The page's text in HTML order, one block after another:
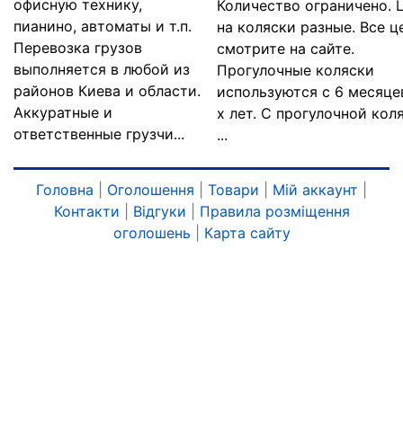
офисную технику,
пианино, автоматы и т.п.
Перевозка грузов
выполняется в любой из
районов Киева и области.
Аккуратные и
ответственные грузчи...
Количество ограничено.
на коляски разные. Все
смотрите на сайте.
Прогулочные коляски
используются с 6
х лет. С прогулочной
...
Головна Оголошення Товари Мій аккаунт
Контакти
Відгуки
Правила розміщення
оголошень
Карта сайту